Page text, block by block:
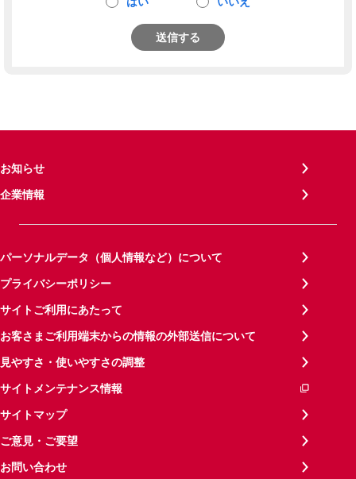
送信する
お知らせ
企業情報
パーソナルデータ（個人情報など）について
プライバシーポリシー
サイトご利用にあたって
お客さまご利用端末からの情報の外部送信について
見やすさ・使いやすさの調整
サイトメンテナンス情報
サイトマップ
ご意見・ご要望
お問い合わせ